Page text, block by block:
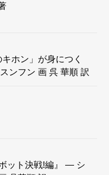
ホン」が身につく
ンフン 画 呉 華順 訳
ット決戦!編』 — シ